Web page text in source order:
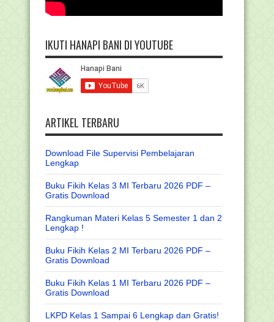
IKUTI HANAPI BANI DI YOUTUBE
ARTIKEL TERBARU
Download File Supervisi Pembelajaran
Lengkap
Buku Fikih Kelas 3 MI Terbaru 2026 PDF –
Gratis Download
Rangkuman Materi Kelas 5 Semester 1 dan 2
Lengkap !
Buku Fikih Kelas 2 MI Terbaru 2026 PDF –
Gratis Download
Buku Fikih Kelas 1 MI Terbaru 2026 PDF –
Gratis Download
LKPD Kelas 1 Sampai 6 Lengkap dan Gratis!